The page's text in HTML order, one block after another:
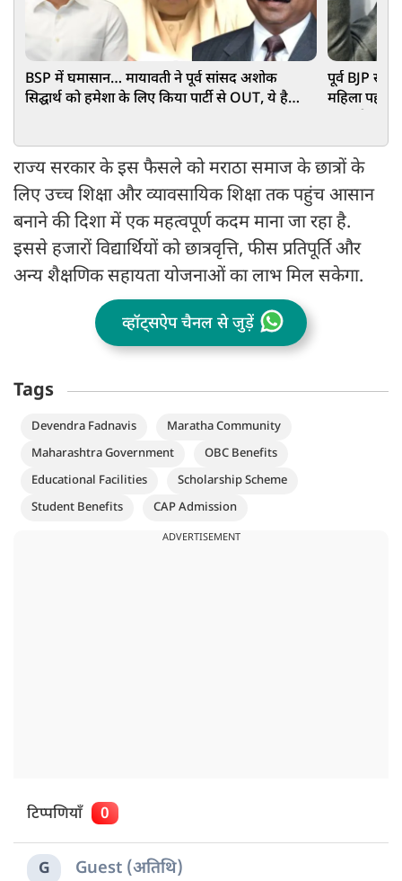
BSP में घमासान… मायावती ने पूर्व सांसद अशोक
सिद्घार्थ को हमेशा के लिए किया पार्टी से OUT, ये है
पूर्व BJP
महिला
राज्य सरकार के इस फैसले को मराठा समाज के छात्रों के
लिए उच्च शिक्षा और व्यावसायिक शिक्षा तक पहुंच आसान
बनाने की दिशा में एक महत्वपूर्ण कदम माना जा रहा है.
इससे हजारों विद्यार्थियों को छात्रवृत्ति, फीस प्रतिपूर्ति और
अन्य शैक्षणिक सहायता योजनाओं का लाभ मिल सकेगा.
व्हॉट्सऐप चैनल से जुड़ें
Tags
Devendra Fadnavis
Maratha Community
Maharashtra Government
OBC Benefits
Educational Facilities
Scholarship Scheme
Student Benefits
CAP Admission
ADVERTISEMENT
टिप्पणियाँ 0
G Guest (अतिथि)